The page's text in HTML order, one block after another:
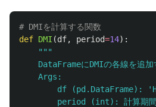
def DMI (df, period=14):
"""
DataFrameにDMIの各線を追加
    Args:
        df (pd.DataFrame):
'
        period (int): 計算期間